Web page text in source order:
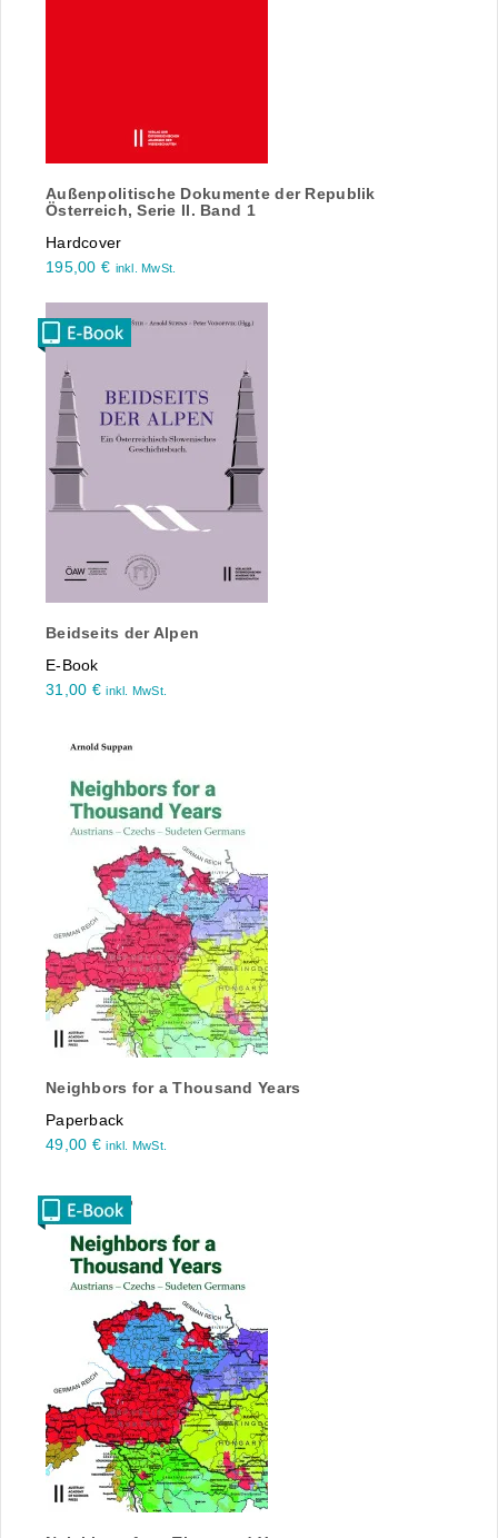
Außenpolitische Dokumente der Republik
Österreich, Serie II. Band 1
Hardcover
195,00 € inkl. MwSt.
Beidseits der Alpen
E-Book
31,00 € inkl. MwSt.
Neighbors for a Thousand Years
Paperback
49,00 € inkl. MwSt.